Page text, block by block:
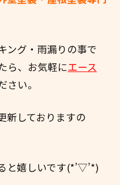
ング・雨漏りの事で
ら、お気軽にエース
さい。
新しておりますの
と嬉しいです(*’▽’*)